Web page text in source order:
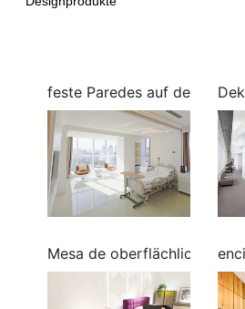
feste Paredes auf der
Mesa de oberflächlicher